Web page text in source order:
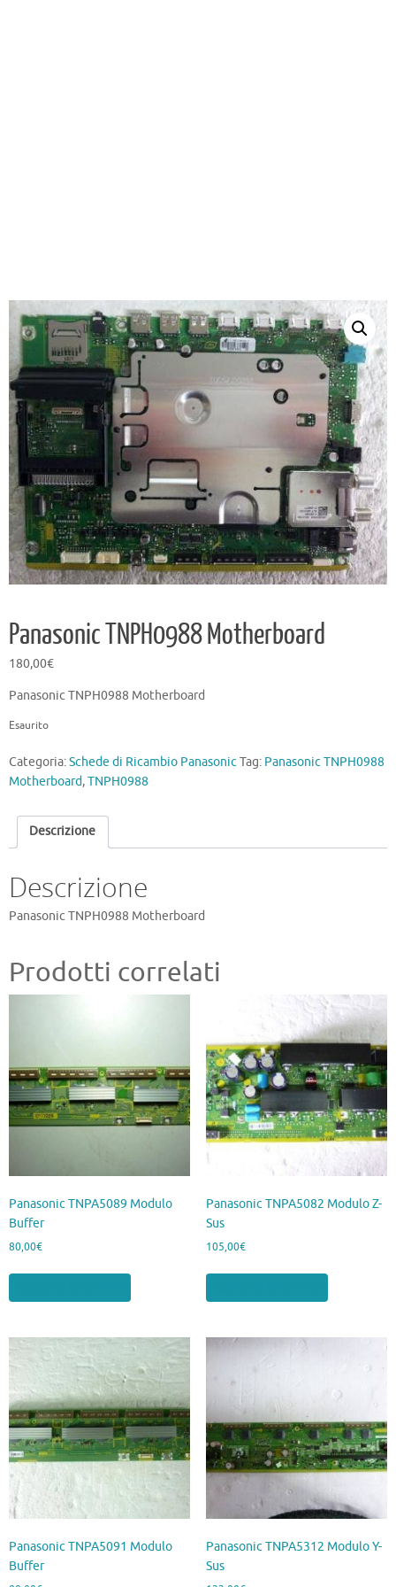
Panasonic TNPH0988 Motherboard
180,00€
Panasonic TNPH0988 Motherboard
Esaurito
Categoria:Schede di Ricambio PanasonicTag: Panasonic TNPH0988
Motherboard,TNPH0988
Descrizione
Descrizione
Panasonic TNPH0988 Motherboard
Prodotti correlati
Panasonic TNPA5089 Modulo
Buffer
80,00€
Panasonic TNPA5082 Modulo Z-
Sus
105,00€
Panasonic TNPA5091 Modulo
Buffer
Panasonic TNPA5312 Modulo Y-
Sus